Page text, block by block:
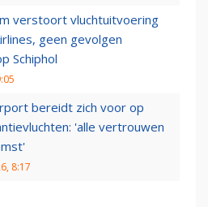
verstoort vluchtuitvoering
geen gevolgen
Schiphol
bereidt zich voor op
'alle vertrouwen
8:17